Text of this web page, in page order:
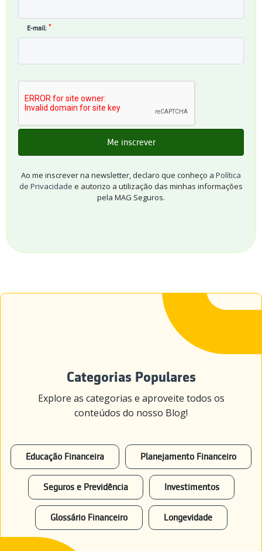
E-mail: *
Ao me inscrever na newsletter, declaro que conheço a Política
de Privacidade e autorizo a utilização das minhas informações
pela MAG Seguros.
Categorias Populares
Explore as categorias e aproveite todos os
conteúdos do nosso Blog!
Educação Financeira Planejamento Financeiro
Seguros e Previdência Investimentos
Glossário Financeiro Longevidade